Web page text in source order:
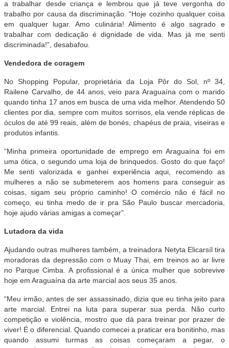
a trabalhar desde criança e lembrou que já teve vergonha do
trabalho por causa da discriminação. “Hoje cozinho qualquer coisa
em qualquer lugar. Amo culinária! Alimento é algo sagrado e
trabalhar com dedicação é dignidade de vida. Mas já me senti
discriminada!”, desabafou.
Vendedora de coragem
No Shopping Popular, proprietária da Loja Pôr do Sol, nº 34,
Railene Carvalho, de 44 anos, veio para Araguaína com o marido
quando tinha 17 anos em busca de uma vida melhor. Atendendo 50
clientes por dia, sempre com muitos sorrisos, ela vende réplicas de
óculos de até 99 reais, além de bonés, chapéus de praia, viseiras e
produtos infantis.
“Minha primeira oportunidade de emprego em Araguaína foi em
uma ótica, o segundo uma loja de brinquedos. Gosto do que faço!
Me senti valorizada e ganhei experiência aqui, recomendo as
mulheres a não se submeterem aos homens para conseguir as
coisas, sigam seu próprio caminho! O comércio não é fácil no
começo, eu tinha medo de ir pra São Paulo buscar mercadoria,
hoje ajudo várias amigas a começar”.
Lutadora da vida
Ajudando outras mulheres também, a treinadora Netyta Elicarsíl tira
moradoras da depressão com o Muay Thai, em treinos ao ar livre
no Parque Cimba. A profissional é a única mulher que sobrevive
hoje em Araguaína da arte marcial aos seus 35 anos.
“Meu irmão, antes de ser assassinado, dizia que eu tinha jeito para
arte marcial. Entrei na luta para superar sua perda. Não curto
competição e violência, mostro que dá para treinar por prazer de
viver! É o diferencial. Quando comecei a praticar era bonitinho, mas
quando assumi turmas as coisas começaram a pegar, o